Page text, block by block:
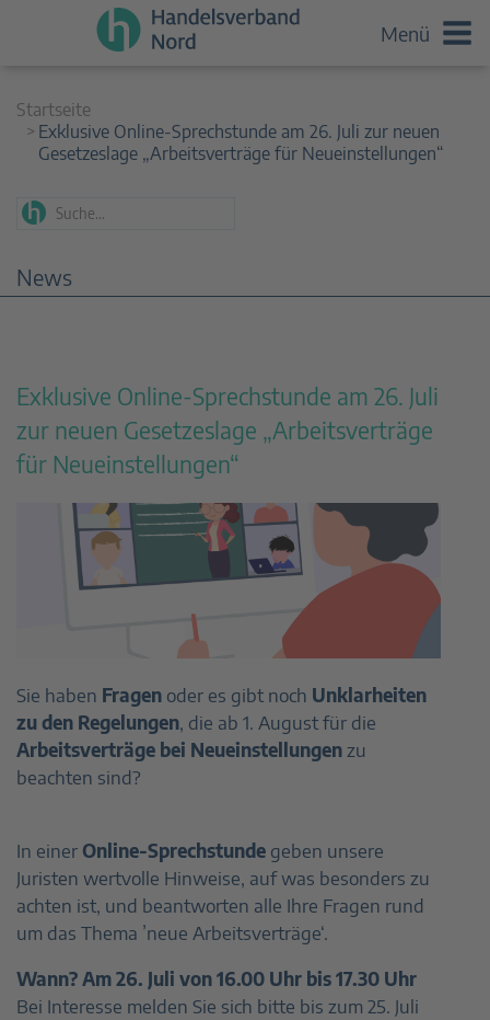
Menü
Startseite
Exklusive Online-Sprechstunde am 26. Juli zur neuen
Gesetzeslage „Arbeitsverträge für Neueinstellungen“
News
Exklusive Online-Sprechstunde am 26. Juli
zur neuen Gesetzeslage „Arbeitsverträge
für Neueinstellungen“
Sie haben Fragen oder es gibt noch Unklarheiten
zu den Regelungen, die ab 1. August für die
Arbeitsverträge bei Neueinstellungenzu
beachten sind?
In einer Online-Sprechstunde geben unsere
Juristen wertvolle Hinweise, auf was besonders zu
achten ist, und beantworten alle Ihre Fragen rund
um das Thema ’neue Arbeitsverträge‘.
Wann? Am 26. Juli von 16.00 Uhr bis 17.30 Uhr
Bei Interesse melden Sie sich bitte bis zum 25. Juli